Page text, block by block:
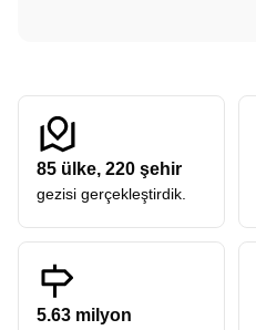
85 ülke, 220 şehir
gezisi gerçekleştirdik.
5.63 milyon